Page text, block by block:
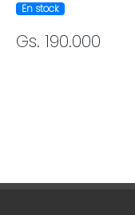
En stock
Gs. 190.000